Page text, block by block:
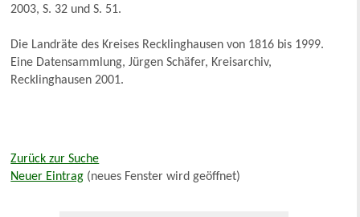
2003, S. 32 und S. 51.
Die Landräte des Kreises Recklinghausen von 1816 bis 1999.
Eine Datensammlung, Jürgen Schäfer, Kreisarchiv,
Recklinghausen 2001.
Zurück zur Suche
Neuer Eintrag (neues Fenster wird geöffnet)